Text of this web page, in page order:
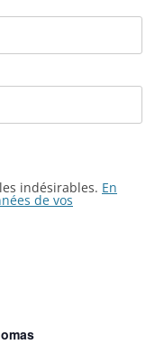
indésirables. En
de vos